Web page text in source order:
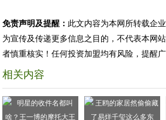
免责声明及提醒： 此文内容为本网所转载企
为宣传及传递更多信息之目的，不代表本网
者慎重核实！任何投资加盟均有风险，提醒
相关内容